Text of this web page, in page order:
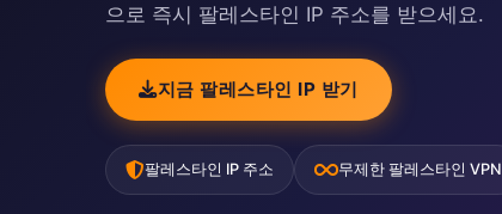
으로 즉시 팔레스타인 IP 주소를 받으세요.
지금 팔레스타인 IP 받기
팔레스타인 IP 주소 무제한 팔레스타인 VPN